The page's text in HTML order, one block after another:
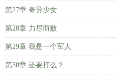
第27章 奇异少女
第28章 力尽而败
第29章 我是一个军人
第30章 还要打么？